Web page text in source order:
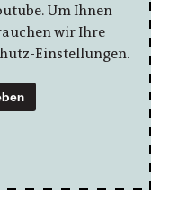
Um Ihnen
wir Ihre
Einstellungen.